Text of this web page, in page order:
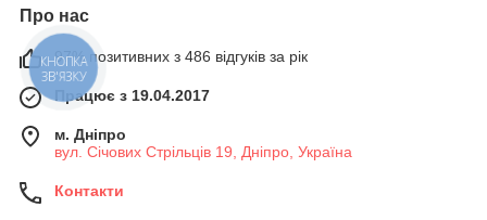
Про нас
97% позитивних з 486 відгуків за рік
Працює з 19.04.2017
м. Дніпро
вул. Січових Стрільців 19, Дніпро, Україна
Контакти
КНОПКА
ЗВ'ЯЗКУ